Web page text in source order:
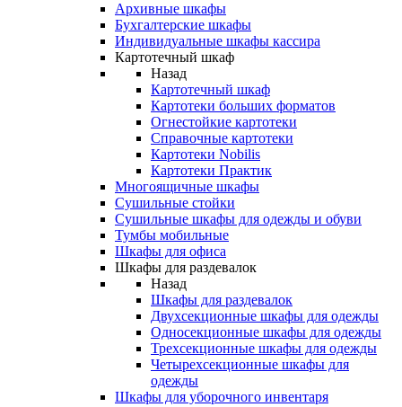
Архивные шкафы
Бухгалтерские шкафы
Индивидуальные шкафы кассира
Картотечный шкаф
Назад
Картотечный шкаф
Картотеки больших форматов
Огнестойкие картотеки
Справочные картотеки
Картотеки Nobilis
Картотеки Практик
Многоящичные шкафы
Сушильные стойки
Сушильные шкафы для одежды и обуви
Тумбы мобильные
Шкафы для офиса
Шкафы для раздевалок
Назад
Шкафы для раздевалок
Двухсекционные шкафы для одежды
Односекционные шкафы для одежды
Трехсекционные шкафы для одежды
Четырехсекционные шкафы для
одежды
Шкафы для уборочного инвентаря